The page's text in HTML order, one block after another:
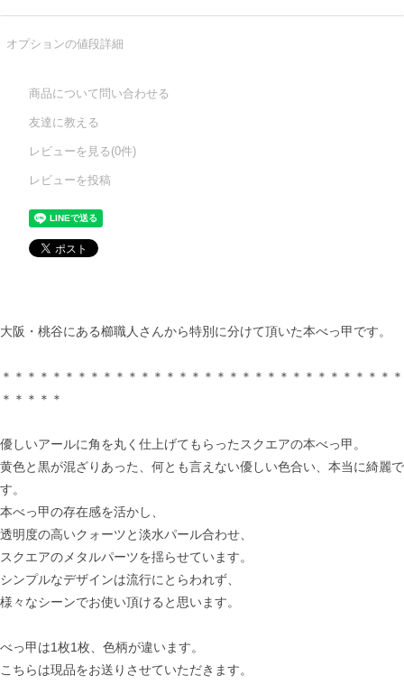
オプションの値段詳細
商品について問い合わせる
友達に教える
レビューを見る(0件)
レビューを投稿
大阪・桃谷にある櫛職人さんから特別に分けて頂いた本べっ甲です。
＊＊＊＊＊＊＊＊＊＊＊＊＊＊＊＊＊＊＊＊＊＊＊＊＊＊＊＊＊＊＊＊
＊＊＊＊＊
優しいアールに角を丸く仕上げてもらったスクエアの本べっ甲。
黄色と黒が混ざりあった、何とも言えない優しい色合い、本当に綺麗で
す。
本べっ甲の存在感を活かし、
透明度の高いクォーツと淡水パール合わせ、
スクエアのメタルパーツを揺らせています。
シンプルなデザインは流行にとらわれず、
様々なシーンでお使い頂けると思います。
べっ甲は1枚1枚、色柄が違います。
こちらは現品をお送りさせていただきます。